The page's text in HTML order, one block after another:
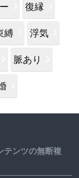
復縁
縛 浮気
脈あり
テンツの無断複